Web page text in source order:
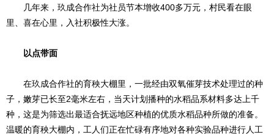
几年来，玖成合作社为社员节本增收400多万元，村民看在眼
里、喜在心里，入社积极性大涨。
以点带面
在玖成合作社的育秧大棚里，一批经由双氧催芽技术处理过的种
子，嫩芽已长至2毫米左右，当天计划播种的水稻品系材料多达上千
种，这是为筛选出最适合抚远地区种植的优质水稻品种所做的准备。
温暖的育秧大棚内，工人们正在忙碌有序地对各种实验品种进行人工